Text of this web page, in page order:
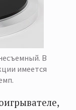
В
имеется